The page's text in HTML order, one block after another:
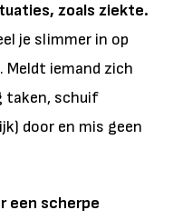
zoals ziekte.
je slimmer in op
iemand zich
taken, schuif
door en mis geen
een scherpe